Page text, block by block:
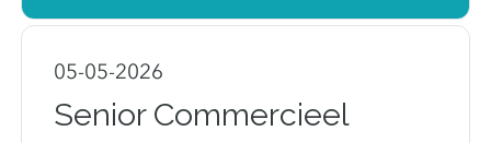
05-05-2026
Senior Commercieel